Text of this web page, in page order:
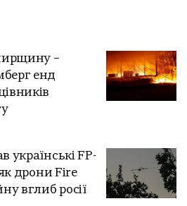
–
енд
українські FP-
як дрони Fire
вглиб росії